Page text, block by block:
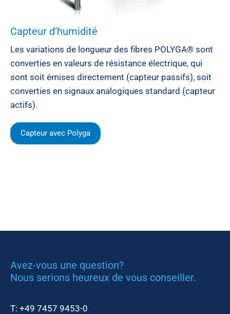
Capteur d’humidité
Les variations de longueur des fibres POLYGA® sont
converties en valeurs de résistance électrique, qui
sont soit émises directement (capteur passifs), soit
converties en signaux analogiques standard (capteur
actifs).
Capteur avec Polyga
Avez-vous une question?
Nous serions heureux de vous conseiller.
T: +49 7457 9453-0